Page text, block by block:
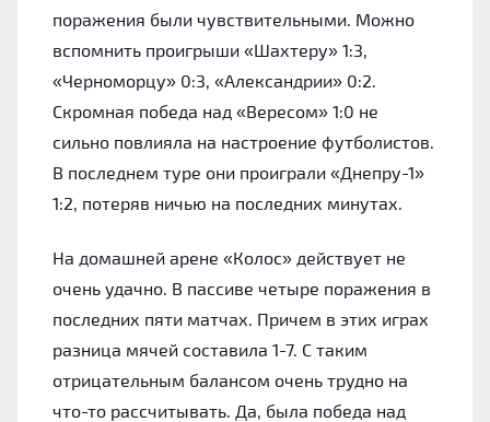
поражения были чувствительными. Можно
вспомнить проигрыши «Шахтеру» 1:3,
«Черноморцу» 0:3, «Александрии» 0:2.
Скромная победа над «Вересом» 1:0 не
сильно повлияла на настроение футболистов.
В последнем туре они проиграли «Днепру-1»
1:2, потеряв ничью на последних минутах.
На домашней арене «Колос» действует не
очень удачно. В пассиве четыре поражения в
последних пяти матчах. Причем в этих играх
разница мячей составила 1-7. С таким
отрицательным балансом очень трудно на
что-то рассчитывать. Да, была победа над